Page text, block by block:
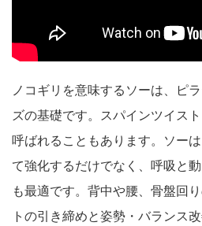
ノコギリを意味するソーは、ピ
ズの基礎です。スパインツイス
呼ばれることもあります。ソー
て強化するだけでなく、呼吸と
も最適です。背中や腰、骨盤回
トの引き締めと姿勢・バランス